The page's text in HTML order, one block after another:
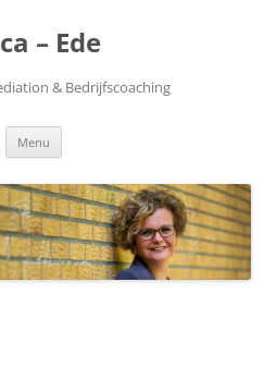
– Ede
& Bedrijfscoaching
Menu